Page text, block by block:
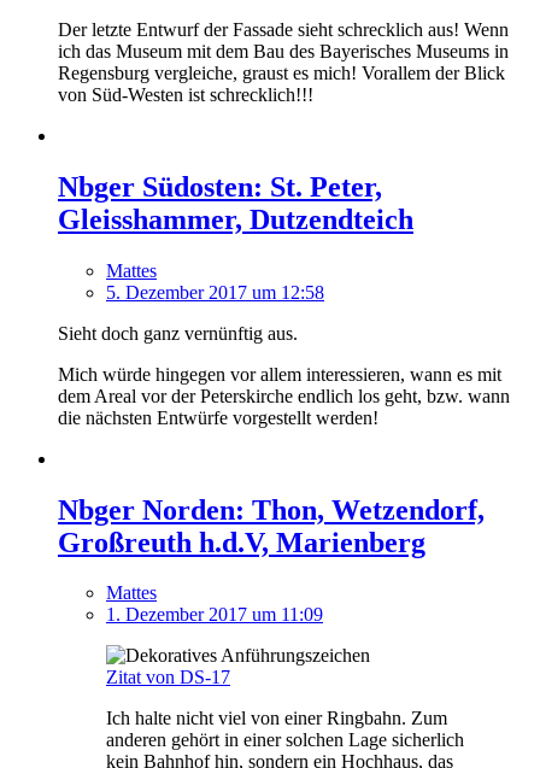
Der letzte Entwurf der Fassade sieht schrecklich aus! Wenn
ich das Museum mit dem Bau des Bayerisches Museums in
Regensburg vergleiche, graust es mich! Vorallem der Blick
von Süd-Westen ist schrecklich!!!
Nbger Südosten: St. Peter,
Gleisshammer, Dutzendteich
Mattes
5. Dezember 2017 um 12:58
Sieht doch ganz vernünftig aus.
Mich würde hingegen vor allem interessieren, wann es mit
dem Areal vor der Peterskirche endlich los geht, bzw. wann
die nächsten Entwürfe vorgestellt werden!
Nbger Norden: Thon, Wetzendorf,
Großreuth h.d.V, Marienberg
Mattes
1. Dezember 2017 um 11:09
Zitat von DS-17
Ich halte nicht viel von einer Ringbahn. Zum
anderen gehört in einer solchen Lage sicherlich
kein Bahnhof hin, sondern ein Hochhaus, das